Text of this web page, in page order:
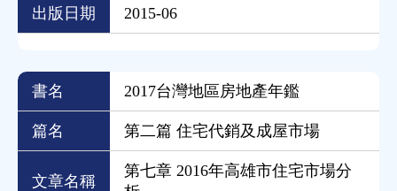
出版日期 2015-06
書名 2017台灣地區房地產年鑑
篇名 第二篇 住宅代銷及成屋市場
文章名稱
第七章 2016年高雄市住宅市場分